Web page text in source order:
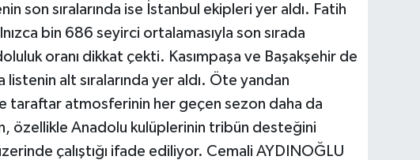
son sıralarında ise İstanbul ekipleri yer aldı. Fatih
bin 686 seyirci ortalamasıyla son sırada
oranı dikkat çekti. Kasımpaşa ve Başakşehir de
alt sıralarında yer aldı. Öte yandan
taraftar atmosferinin her geçen sezon daha da
özellikle Anadolu kulüplerinin tribün desteğini
çalıştığı ifade ediliyor. Cemali AYDINOĞLU